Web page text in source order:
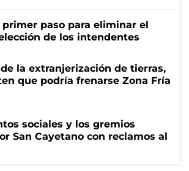
paso para eliminar el
de los intendentes
la extranjerización de tierras,
que podría frenarse Zona Fría
sociales y los gremios
San Cayetano con reclamos al